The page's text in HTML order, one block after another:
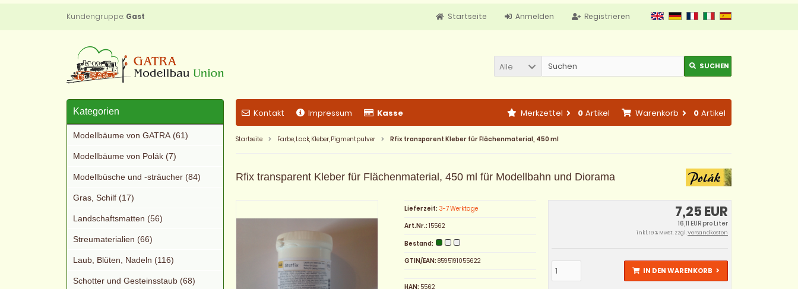
Kundengruppe: Gast Registrieren
Anmelden
Startseite
Alle SUCHEN
Kontakt Impressum Kasse Warenkorb 0 Artikel
Merkzettel 0 Artikel
Startseite Farbe, Lack, Kleber, Pigmentpulver Rfix transparent Kleber für Flächenmaterial, 450 ml
Rfix transparent Kleber für Flächenmaterial, 450 ml für Modellbahn und Diorama
7,25 EUR
16,11 EUR pro Liter
inkl. 19 % MwSt. zzgl.Versandkosten
IN DEN WARENKORB
Lieferzeit: 3-7 Werktage
Art.Nr.:15562
Bestand:
GTIN/EAN:8595191055622
HAN:5562
Kategorien
Modellbäume von GATRA (61)
Modellbäume von Polák (7)
Modellbüsche und -sträucher (84)
Gras, Schilf (17)
Landschaftsmatten (56)
Streumaterialien (66)
Laub, Blüten, Nadeln (116)
Schotter und Gesteinsstaub (68)